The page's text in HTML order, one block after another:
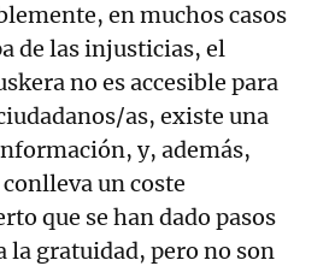
en muchos casos
de las injusticias, el
no es accesible para
as, existe una
y, además,
un coste
que se han dado pasos
la gratuidad, pero no son